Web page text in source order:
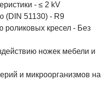
- ≤ 2 kV
(DIN 51130) - R9
роликовых кресел - Без
ножек мебели и
и микроорганизмов на